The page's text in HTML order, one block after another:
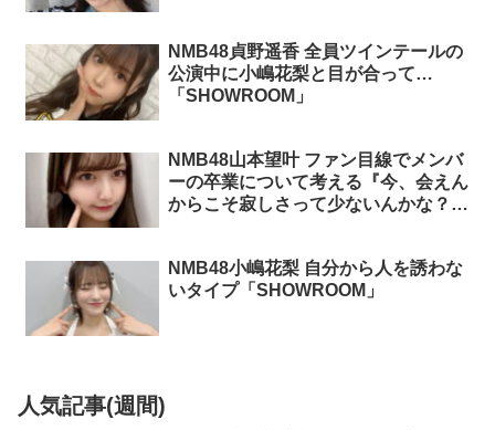
NMB48貞野遥香 全員ツインテールの
公演中に小嶋花梨と目が合って…
「SHOWROOM」
NMB48山本望叶 ファン目線でメンバ
ーの卒業について考える『今、会えん
からこそ寂しさって少ないんかな？』
NMB48小嶋花梨 自分から人を誘わな
いタイプ「SHOWROOM」
人気記事(週間)